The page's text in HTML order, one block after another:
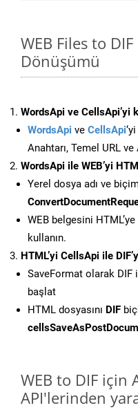
WEB Files to DIF
Dönüşümü
WordsApi ve CellsApi’yi
WordsApi ve CellsApi
Anahtarı, Temel URL
WordsApi ile WEB’yi
Yerel dosya adı ve
WEB belgesini
kullanın.
HTML’yi CellsApi ile
SaveFormat olarak DIF
başlat
HTML dosyasını DIF
WEB to DIF için
API'lerinden